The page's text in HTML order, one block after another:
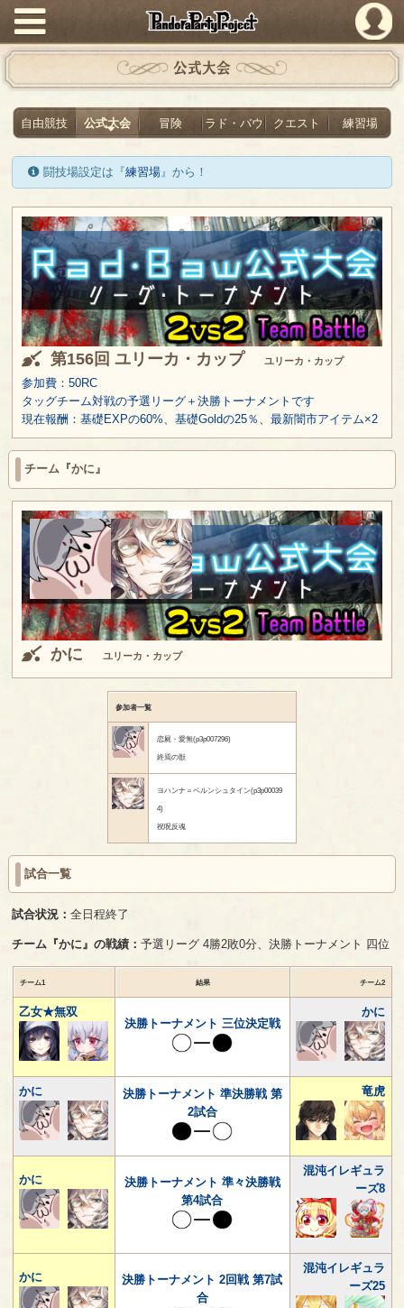
PandoraPartyProject
公式大会
自由競技 公式大会 冒険 ラド・バウ クエスト 練習場
闘技場設定は『練習場』から！
第156回 ユリーカ・カップ ユリーカ・カップ
参加費：50RC
タッグチーム対戦の予選リーグ＋決勝トーナメントです
現在報酬：基礎EXPの60%、基礎Goldの25％、最新闇市アイテム×2
チーム『かに』
かに ユリーカ・カップ
参加者一覧
恋屍・愛無(p3p007296)
終焉の獣
ヨハンナ＝ベルンシュタイン(p3p00039
4)
祝呪反魂
試合一覧
試合状況：全日程終了
チーム『かに』の戦績：予選リーグ 4勝2敗0分、決勝トーナメント 四位
チーム1 結果 チーム2
乙女★無双
決勝トーナメント 三位決定戦
かに
かに
決勝トーナメント 準決勝戦 第
2試合
竜虎
かに
決勝トーナメント 準々決勝戦
第4試合
混沌イレギュラ
ーズ8
かに
決勝トーナメント 2回戦 第7試
合
混沌イレギュラ
ーズ25